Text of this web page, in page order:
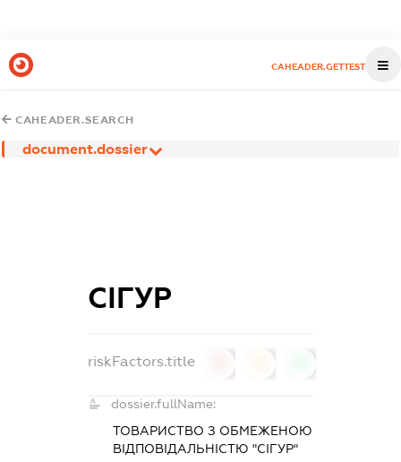
CAHEADER.GETTEST
CAHEADER.SEARCH
document.dossier
СІГУР
riskFactors.title
dossier.fullName:
ТОВАРИСТВО З ОБМЕЖЕНОЮ
ВІДПОВІДАЛЬНІСТЮ "СІГУР"